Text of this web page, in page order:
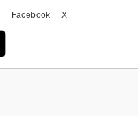
Facebook X